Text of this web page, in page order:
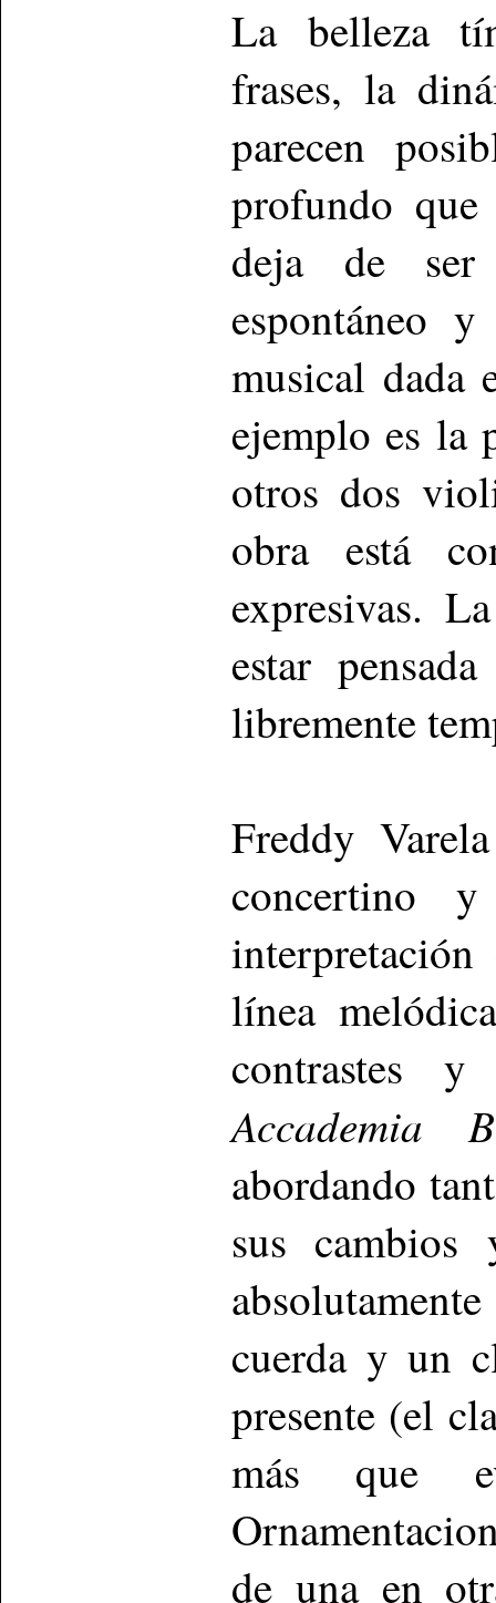
La belleza
frases, la
parecen
profundo
deja de ser
espontáneo
musical dada
ejemplo es la
otros dos
obra está
expresivas.
estar
libremente
Freddy
concertino
línea
contrastes
Accademia
abordando
sus cambios
cuerda y un
presente (el
más que
de una en